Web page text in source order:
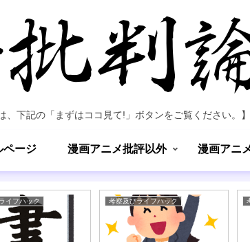
、下記の「まずはココ見て!」ボタンをご覧ください。】
ページ 漫画アニメ批評以外 漫画アニ
イフハック 考察及びライフハック